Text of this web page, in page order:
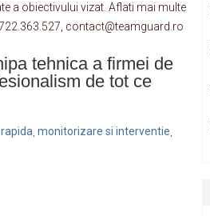
a obiectivului vizat. Aflati mai multe
contact@teamguard.ro
tehnica a firmei de
de tot ce
monitorizare si interventie